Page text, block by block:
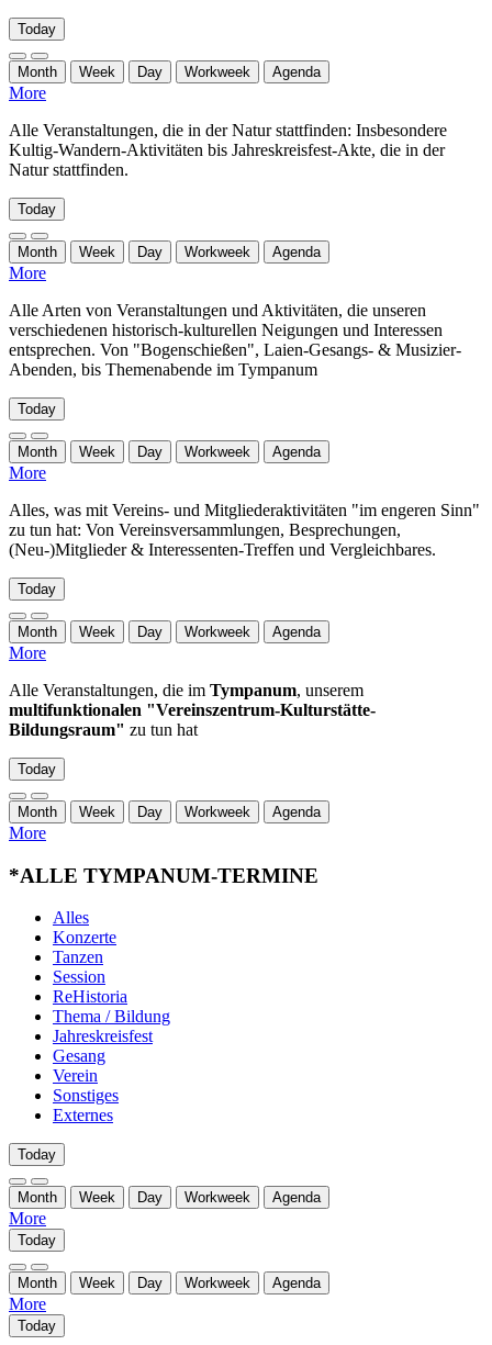
Today
Month Week Day Workweek Agenda
More
Alle Veranstaltungen, die in der Natur stattfinden: Insbesondere
Kultig-Wandern-Aktivitäten bis Jahreskreisfest-Akte, die in der
Natur stattfinden.
Today
Month Week Day Workweek Agenda
More
Alle Arten von Veranstaltungen und Aktivitäten, die unseren
verschiedenen historisch-kulturellen Neigungen und Interessen
entsprechen. Von "Bogenschießen", Laien-Gesangs- & Musizier-
Abenden, bis Themenabende im Tympanum
Today
Month Week Day Workweek Agenda
More
Alles, was mit Vereins- und Mitgliederaktivitäten "im engeren Sinn"
zu tun hat: Von Vereinsversammlungen, Besprechungen,
(Neu-)Mitglieder & Interessenten-Treffen und Vergleichbares.
Today
Month Week Day Workweek Agenda
More
Alle Veranstaltungen, die im Tympanum, unserem
multifunktionalen "Vereinszentrum-Kulturstätte-
Bildungsraum" zu tun hat
Today
Month Week Day Workweek Agenda
More
*ALLE TYMPANUM-TERMINE
Alles
Konzerte
Tanzen
Session
ReHistoria
Thema / Bildung
Jahreskreisfest
Gesang
Verein
Sonstiges
Externes
Today
Month Week Day Workweek Agenda
More
Today
Month Week Day Workweek Agenda
More
Today